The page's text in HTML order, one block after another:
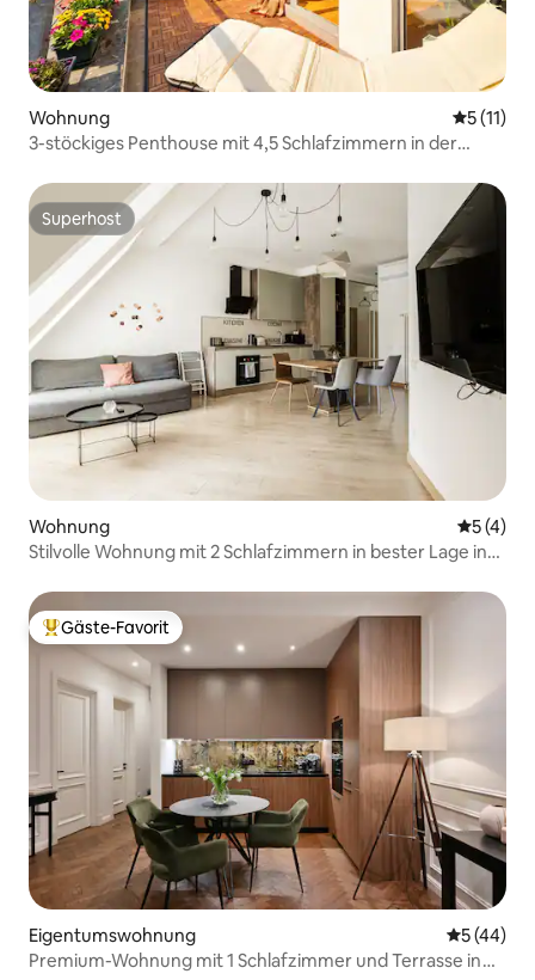
Wohnung
5 (11)
3-stöckiges Penthouse mit 4,5 Schlafzimmern in der
Superhost
Superhost
Wohnung
5 (4)
Stilvolle Wohnung mit 2 Schlafzimmern in bester Lage in
Beliebter Gäste-Favorit.
Gäste-Favorit
Eigentumswohnung
5 (44)
Premium-Wohnung mit 1 Schlafzimmer und Terrasse in